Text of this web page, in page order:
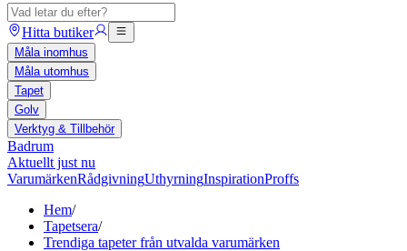
Hitta butiker
Måla inomhus
Måla utomhus
Tapet
Golv
Verktyg & Tillbehör
Badrum
Aktuellt just nu
VarumärkenRådgivningUthyrningInspirationProffs
Hem/
Tapetsera/
Trendiga tapeter från utvalda varumärken